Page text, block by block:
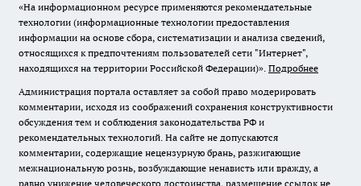
«На информационном ресурсе применяются рекомендательные
технологии (информационные технологии предоставления
информации на основе сбора, систематизации и анализа сведений,
относящихся к предпочтениям пользователей сети "Интернет",
находящихся на территории Российской Федерации)». Подробнее
Администрация портала оставляет за собой право модерировать
комментарии, исходя из соображений сохранения конструктивности
обсуждения тем и соблюдения законодательства РФ и
рекомендательных технологий. На сайте не допускаются
комментарии, содержащие нецензурную брань, разжигающие
межнациональную рознь, возбуждающие ненависть или вражду, а
равно унижение человеческого достоинства, размещение ссылок не